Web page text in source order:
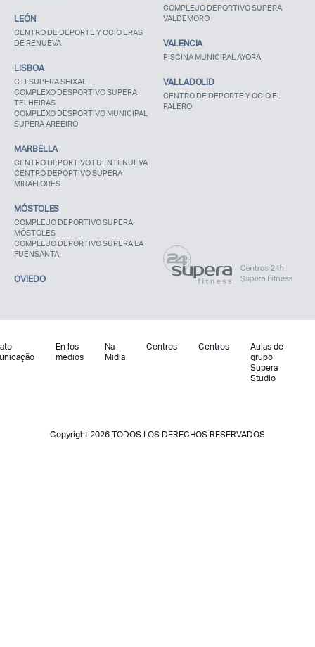
LEÓN
CENTRO DE DEPORTE Y OCIO ERAS
DE RENUEVA
LISBOA
C.D. SUPERA SEIXAL
COMPLEXO DESPORTIVO SUPERA
TELHEIRAS
COMPLEXO DESPORTIVO MUNICIPAL
SUPERA AREEIRO
MARBELLA
CENTRO DEPORTIVO FUENTENUEVA
CENTRO DEPORTIVO SUPERA
MIRAFLORES
MÓSTOLES
COMPLEJO DEPORTIVO SUPERA
MÓSTOLES
COMPLEJO DEPORTIVO SUPERA LA
FUENSANTA
OVIEDO
COMPLEJO DEPORTIVO SUPERA
VALDEMORO
VALENCIA
PISCINA MUNICIPAL AYORA
VALLADOLID
CENTRO DE DEPORTE Y OCIO EL
PALERO
En los
medios
Na
Midia
Centros Centros
Aulas de
grupo
Supera
Studio
Copyright 2026 TODOS LOS DERECHOS RESERVADOS